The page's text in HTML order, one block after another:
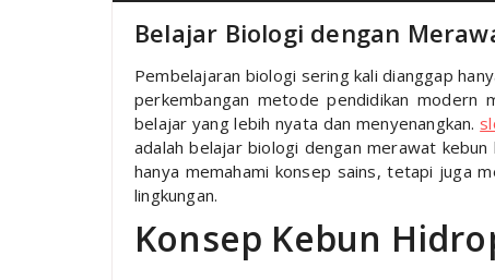
Belajar Biologi dengan
Pembelajaran biologi sering kali dianggap
perkembangan metode pendidikan modern
belajar yang lebih nyata dan menyenangkan.
adalah belajar biologi dengan merawat
hanya memahami konsep sains, tetapi juga
lingkungan.
Konsep Kebun